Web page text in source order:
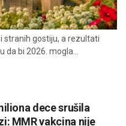
stranih gostiju, a rezultati
bi 2026. mogla...
dece srušila
MMR vakcina nije